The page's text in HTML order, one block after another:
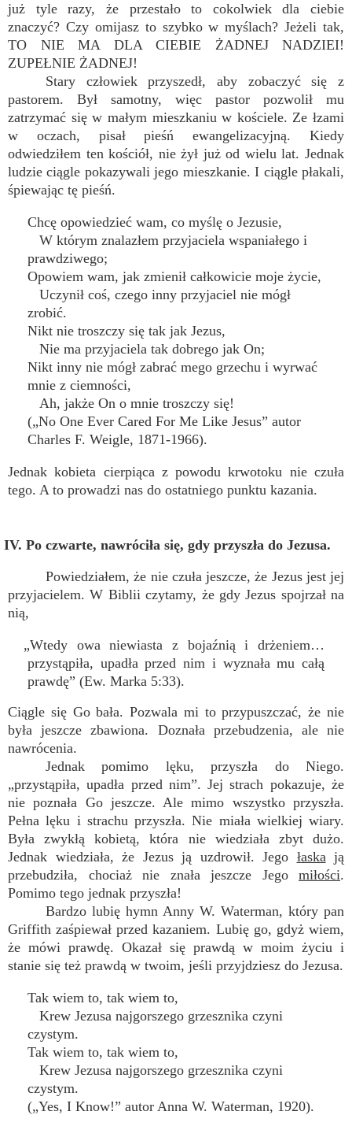
już tyle razy, że przestało to cokolwiek dla ciebie
znaczyć? Czy omijasz to szybko w myślach? Jeżeli tak,
TO NIE MA DLA CIEBIE ŻADNEJ NADZIEI!
ZUPEŁNIE ŻADNEJ!
Stary człowiek przyszedł, aby zobaczyć się z
pastorem. Był samotny, więc pastor pozwolił mu
zatrzymać się w małym mieszkaniu w kościele. Ze łzami
w oczach, pisał pieśń ewangelizacyjną. Kiedy
odwiedziłem ten kościół, nie żył już od wielu lat. Jednak
ludzie ciągle pokazywali jego mieszkanie. I ciągle płakali,
śpiewając tę pieśń.
Chcę opowiedzieć wam, co myślę o Jezusie,
W którym znalazłem przyjaciela wspaniałego i
prawdziwego;
Opowiem wam, jak zmienił całkowicie moje życie,
Uczynił coś, czego inny przyjaciel nie mógł
zrobić.
Nikt nie troszczy się tak jak Jezus,
Nie ma przyjaciela tak dobrego jak On;
Nikt inny nie mógł zabrać mego grzechu i wyrwać
mnie z ciemności,
Ah, jakże On o mnie troszczy się!
(„No One Ever Cared For Me Like Jesus” autor
Charles F. Weigle, 1871-1966).
Jednak kobieta cierpiąca z powodu krwotoku nie czuła
tego. A to prowadzi nas do ostatniego punktu kazania.
IV. Po czwarte, nawróciła się, gdy przyszła do Jezusa.
Powiedziałem, że nie czuła jeszcze, że Jezus jest jej
przyjacielem. W Biblii czytamy, że gdy Jezus spojrzał na
nią,
„Wtedy owa niewiasta z bojaźnią i drżeniem…
przystąpiła, upadła przed nim i wyznała mu całą
prawdę” (Ew. Marka 5:33).
Ciągle się Go bała. Pozwala mi to przypuszczać, że nie
była jeszcze zbawiona. Doznała przebudzenia, ale nie
nawrócenia.
Jednak pomimo lęku, przyszła do Niego.
„przystąpiła, upadła przed nim”. Jej strach pokazuje, że
nie poznała Go jeszcze. Ale mimo wszystko przyszła.
Pełna lęku i strachu przyszła. Nie miała wielkiej wiary.
Była zwykłą kobietą, która nie wiedziała zbyt dużo.
Jednak wiedziała, że Jezus ją uzdrowił. Jego łaskają
przebudziła, chociaż nie znała jeszcze Jego miłości.
Pomimo tego jednak przyszła!
Bardzo lubię hymn Anny W. Waterman, który pan
Griffith zaśpiewał przed kazaniem. Lubię go, gdyż wiem,
że mówi prawdę. Okazał się prawdą w moim życiu i
stanie się też prawdą w twoim, jeśli przyjdziesz do Jezusa.
Tak wiem to, tak wiem to,
Krew Jezusa najgorszego grzesznika czyni
czystym.
Tak wiem to, tak wiem to,
Krew Jezusa najgorszego grzesznika czyni
czystym.
(„Yes, I Know!” autor Anna W. Waterman, 1920).